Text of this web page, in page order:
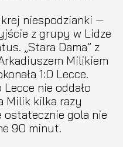
niespodzianki —
z grupy w Lidze
„Stara Dama” z
Milikiem
1:0 Lecce.
nie oddało
Milik kilka razy
ostatecznie gola nie
90 minut.